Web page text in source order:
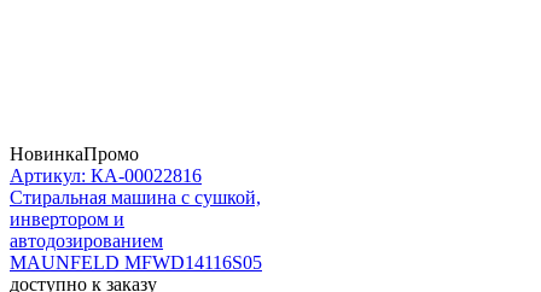
НовинкаПромо
Артикул: КА-00022816
Стиральная машина c сушкой,
инвертором и
автодозированием
MAUNFELD MFWD14116S05
доступно к заказу